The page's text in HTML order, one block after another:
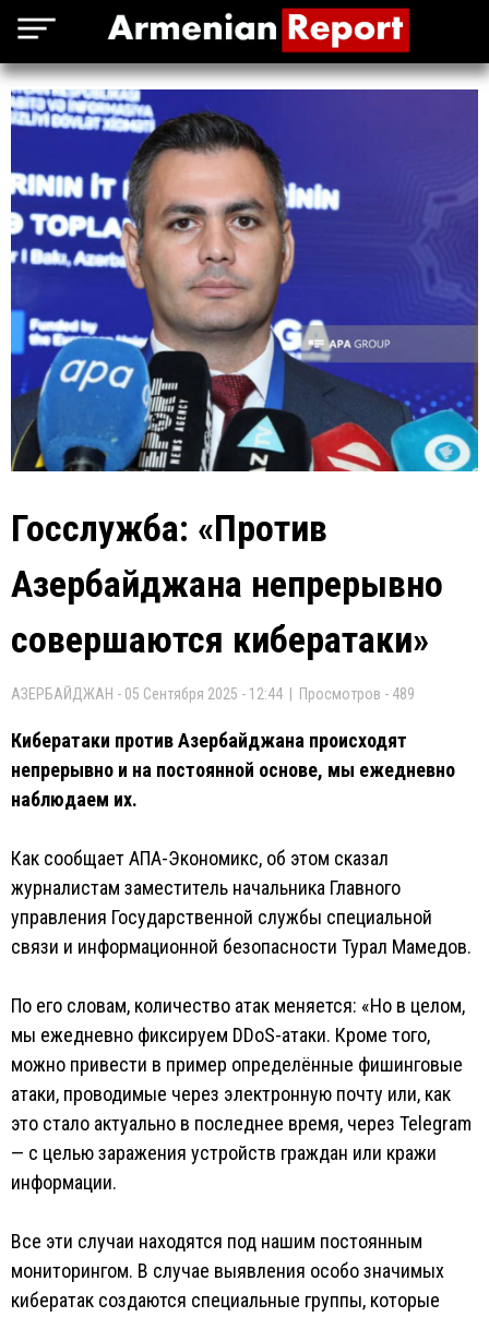
Госслужба: «Против
Азербайджана непрерывно
совершаются кибератаки»
АЗЕРБАЙДЖАН - 05 Сентября 2025 - 12:44 | Просмотров - 489
Кибератаки против Азербайджана происходят
непрерывно и на постоянной основе, мы ежедневно
наблюдаем их.
Как сообщает АПА-Экономикс, об этом сказал
журналистам заместитель начальника Главного
управления Государственной службы специальной
связи и информационной безопасности Турал Мамедов.
По его словам, количество атак меняется: «Но в целом,
мы ежедневно фиксируем DDoS-атаки. Кроме того,
можно привести в пример определённые фишинговые
атаки, проводимые через электронную почту или, как
это стало актуально в последнее время, через Telegram
— с целью заражения устройств граждан или кражи
информации.
Все эти случаи находятся под нашим постоянным
мониторингом. В случае выявления особо значимых
кибератак создаются специальные группы, которые